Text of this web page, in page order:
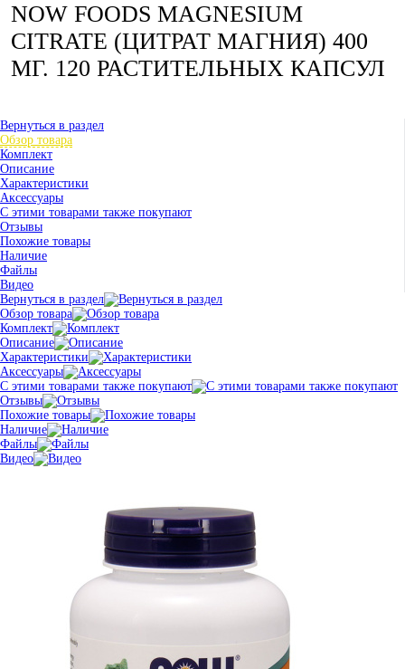
NOW FOODS MAGNESIUM
CITRATE (ЦИТРАТ МАГНИЯ) 400
МГ. 120 РАСТИТЕЛЬНЫХ КАПСУЛ
Вернуться в раздел
Обзор товара
Комплект
Описание
Характеристики
Аксессуары
С этими товарами также покупают
Отзывы
Похожие товары
Наличие
Файлы
Видео
Вернуться в раздел
Обзор товара
Комплект
Описание
Характеристики
Аксессуары
С этими товарами также покупают
Отзывы
Похожие товары
Наличие
Файлы
Видео